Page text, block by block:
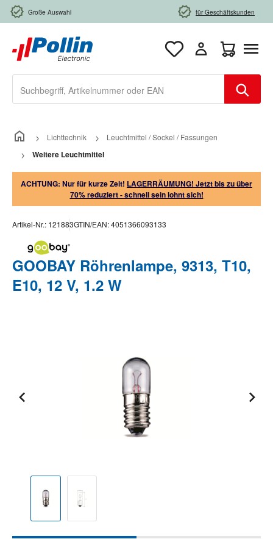
Zum Hauptinhalt springen
Große Auswahl für Geschäftskunden
Lichttechnik Leuchtmittel / Sockel / Fassungen
Weitere Leuchtmittel
ACHTUNG: Nur für kurze Zeit! LAGERRÄUMUNG! Jetzt bis zu über
70% reduziert - schnell sein lohnt sich!
Artikel-Nr.: 121883GTIN/EAN:4051366093133
GOOBAY Röhrenlampe, 9313, T10,
E10, 12 V, 1.2 W